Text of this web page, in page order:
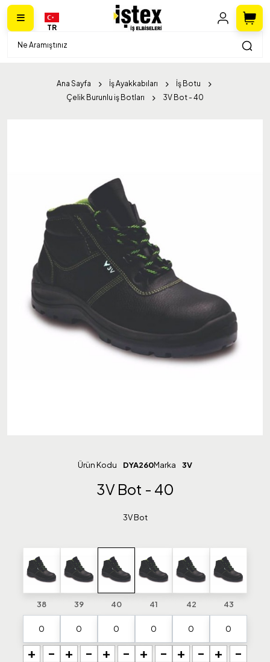
TR
Ana Sayfa İş Ayakkabıları
İş Botu
Çelik Burunlu iş Botları
3V Bot - 40
Ürün Kodu DYA260Marka 3V
3V Bot - 40
3V Bot
38
+ -
39
+ -
40
+ -
41
+ -
42
+ -
43
+ -